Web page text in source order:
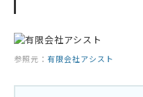
参照元： 有限会社アシスト